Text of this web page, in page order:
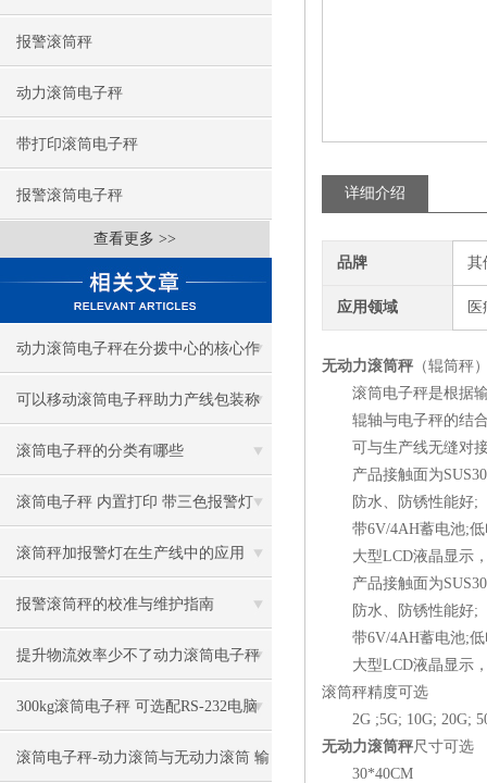
报警滚筒秤
动力滚筒电子秤
带打印滚筒电子秤
报警滚筒电子秤
查看更多 >>
动力滚筒电子秤在分拨中心的核心作
用
可以移动滚筒电子秤助力产线包装称
重
滚筒电子秤的分类有哪些
滚筒电子秤 内置打印 带三色报警灯
滚筒秤加报警灯在生产线中的应用
报警滚筒秤的校准与维护指南
提升物流效率少不了动力滚筒电子秤
300kg滚筒电子秤 可选配RS-232电脑
串行接口
滚筒电子秤-动力滚筒与无动力滚筒 输
详细介绍
品牌 其
应用领域
无动力滚筒秤 （辊筒秤
滚筒电子秤是根据输
辊轴与电子秤的结合
可与生产线无缝对接.
产品接触面为
防水、防锈性能好;
带6V/4AH蓄电池;低
大型LCD液晶显示，
产品接触面为
防水、防锈性能好;
带6V/4AH蓄电池;低
大型LCD液晶显示，
滚筒秤精度可选
2G ;5G; 10G; 20G;
无动力滚筒秤尺寸可选
30*40CM